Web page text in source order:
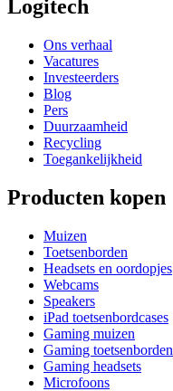
Logitech
Ons verhaal
Vacatures
Investeerders
Blog
Pers
Duurzaamheid
Recycling
Toegankelijkheid
Producten kopen
Muizen
Toetsenborden
Headsets en oordopjes
Webcams
Speakers
iPad toetsenbordcases
Gaming muizen
Gaming toetsenborden
Gaming headsets
Microfoons